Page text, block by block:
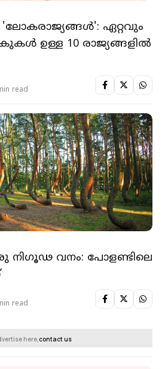
ഏറ്റവും
ഉള്ള 10 രാജ്യങ്ങളിൽ
read
നിഗൂഢ വനം: പോളണ്ടിലെ
read
here,contact us